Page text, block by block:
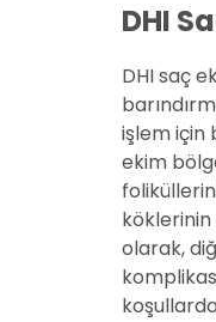
DHI
DHI saç
işlem için
ekim
köklerinin
olarak,